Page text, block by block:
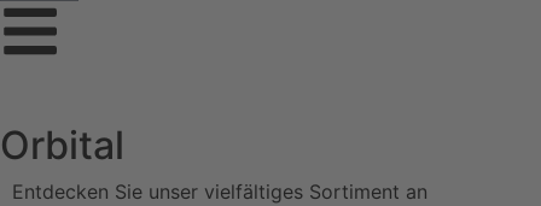
Orbital
Entdecken Sie unser vielfältiges Sortiment an